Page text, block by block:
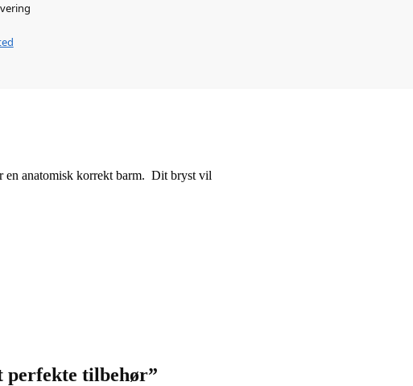
en anatomisk korrekt barm. Dit bryst vil
perfekte tilbehør”